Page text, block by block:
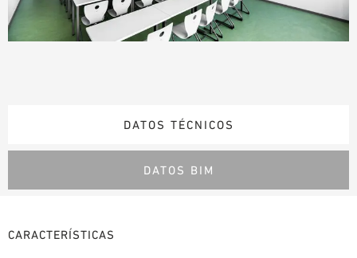
DATOS TÉCNICOS
DATOS BIM
CARACTERÍSTICAS